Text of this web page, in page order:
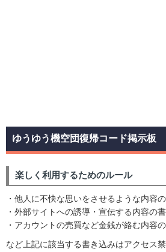
ゆうゆう機空団復帰コード掲示板
楽しく利用するためのルール
・他人に不快な思いをさせるような内容
・外部サイトへの誘導・宣伝する内容の
・アカウントの売買など金銭が絡む内容
など上記に該当する書き込みはアクセス